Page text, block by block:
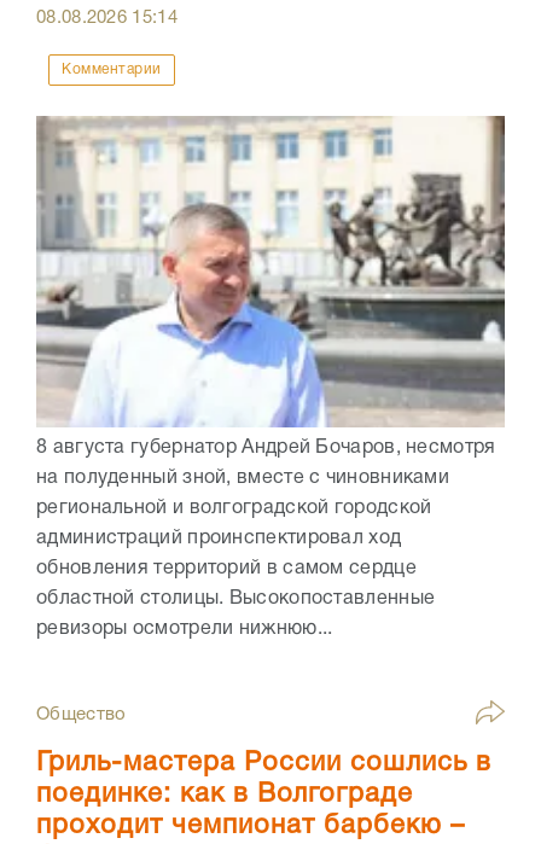
08.08.2026 15:14
Комментарии
8 августа губернатор Андрей Бочаров, несмотря
на полуденный зной, вместе с чиновниками
региональной и волгоградской городской
администраций проинспектировал ход
обновления территорий в самом сердце
областной столицы. Высокопоставленные
ревизоры осмотрели нижнюю...
Общество
Гриль-мастера России сошлись в
поединке: как в Волгограде
проходит чемпионат барбекю –